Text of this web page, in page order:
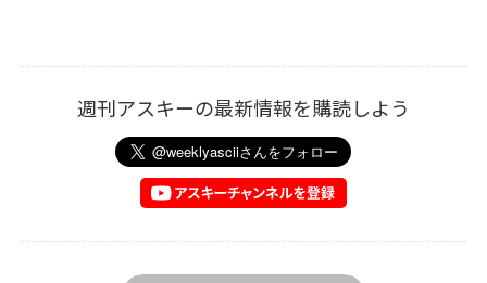
週刊アスキーの最新情報を購読しよう